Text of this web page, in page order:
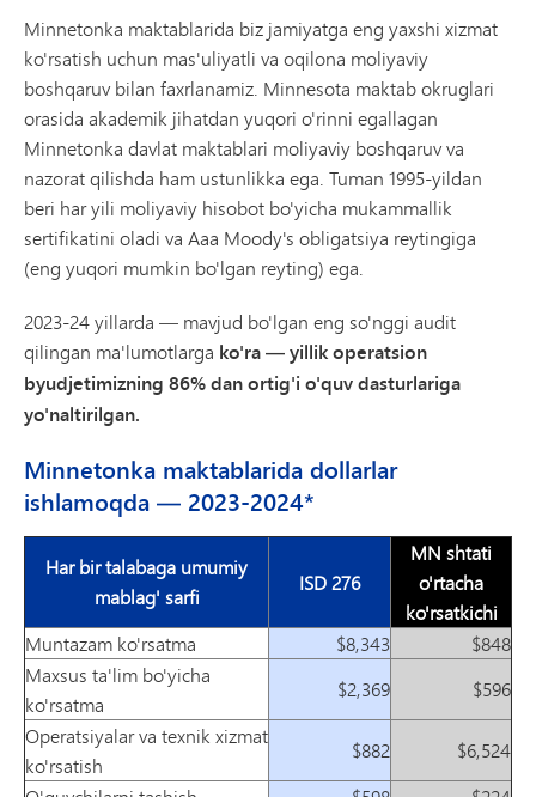
Minnetonka maktablarida biz jamiyatga eng yaxshi xizmat
ko'rsatish uchun mas'uliyatli va oqilona moliyaviy
boshqaruv bilan faxrlanamiz. Minnesota maktab okruglari
orasida akademik jihatdan yuqori o'rinni egallagan
Minnetonka davlat maktablari moliyaviy boshqaruv va
nazorat qilishda ham ustunlikka ega. Tuman 1995-yildan
beri har yili moliyaviy hisobot bo'yicha mukammallik
sertifikatini oladi va Aaa Moody's obligatsiya reytingiga
(eng yuqori mumkin bo'lgan reyting) ega.
2023-24 yillarda — mavjud bo'lgan eng so'nggi audit
qilingan ma'lumotlarga ko'ra — yillik operatsion
byudjetimizning 86% dan ortig'i o'quv dasturlariga
yo'naltirilgan.
Minnetonka maktablarida dollarlar
ishlamoqda — 2023-2024*
Har bir talabaga umumiy
mablag' sarfi
ISD 276
MN shtati
o'rtacha
ko'rsatkichi
Muntazam ko'rsatma
$8,343
$848
Maxsus ta'lim bo'yicha
ko'rsatma
$2,369
$596
Operatsiyalar va texnik xizmat
ko'rsatish
$882
$6,524